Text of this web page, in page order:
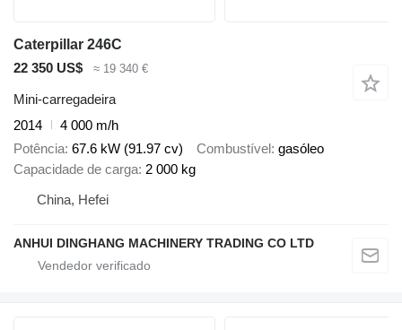
Caterpillar 246C
22 350 US$
≈ 19 340 €
Mini-carregadeira
2014
4 000 m/h
Potência 67.6 kW (91.97 cv) Combustível gasóleo
Capacidade de carga 2 000 kg
China, Hefei
ANHUI DINGHANG MACHINERY TRADING CO LTD